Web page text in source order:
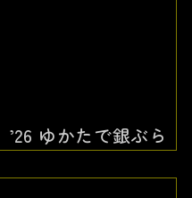
’26 ゆかたで銀ぶら